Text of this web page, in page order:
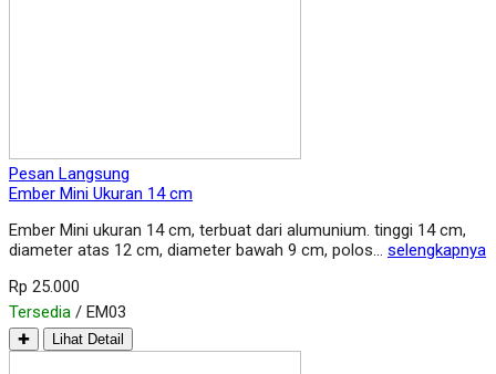
Pesan Langsung
Ember Mini Ukuran 14 cm
Ember Mini ukuran 14 cm, terbuat dari alumunium. tinggi 14 cm,
diameter atas 12 cm, diameter bawah 9 cm, polos… selengkapnya
Rp 25.000
Tersedia / EM03
✚ Lihat Detail